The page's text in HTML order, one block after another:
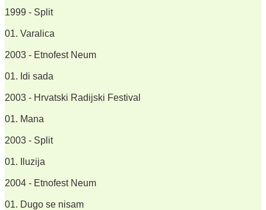
1999 - Split
01. Varalica
2003 - Etnofest Neum
01. Idi sada
2003 - Hrvatski Radijski Festival
01. Mana
2003 - Split
01. Iluzija
2004 - Etnofest Neum
01. Dugo se nisam